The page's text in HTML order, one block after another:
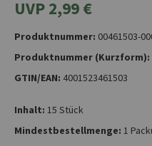
UVP 2,99 €
Produktnummer: 00461503-
Produktnummer (Kurzform):
GTIN/EAN: 4001523461503
Inhalt: 15 Stück
Mindestbestellmenge: 1